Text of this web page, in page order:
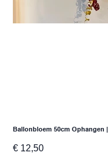
Ballonbloem 50cm Ophangen
Prijs
€ 12,50